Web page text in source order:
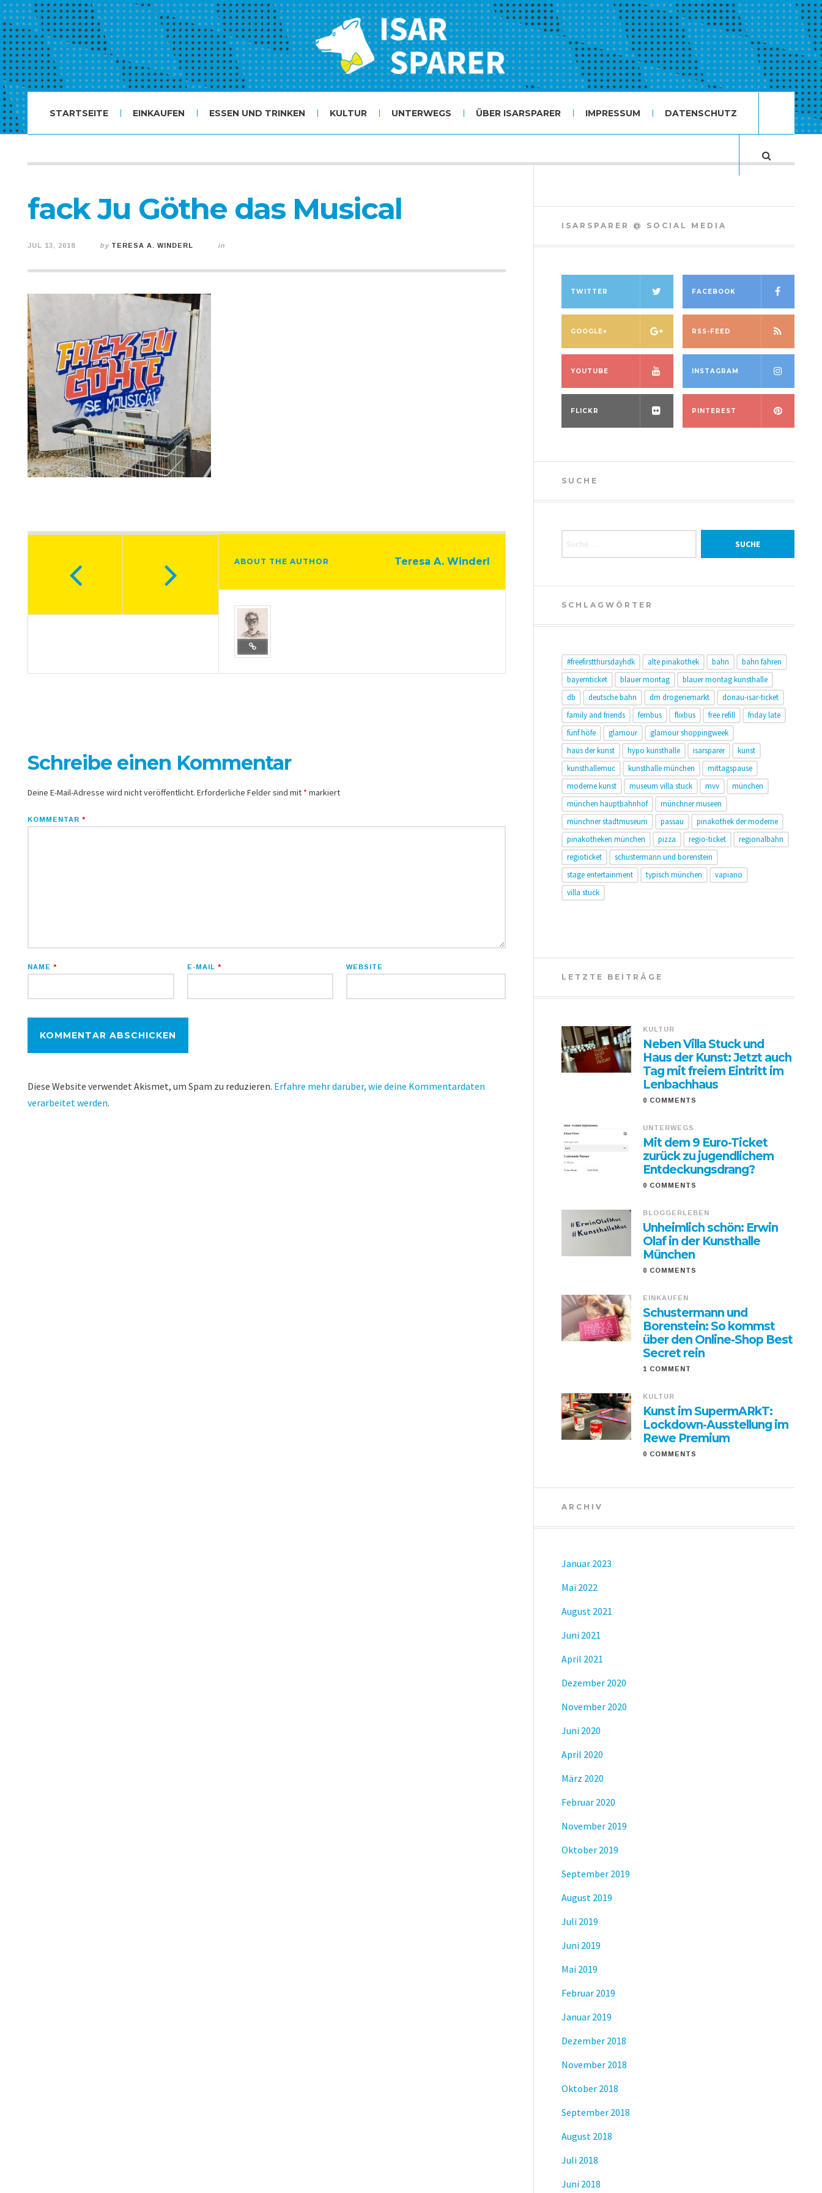
STARTSEITE EINKAUFEN ESSEN UND TRINKEN KULTUR UNTERWEGS ÜBER ISARSPARER IMPRESSUM DATENSCHUTZ
fack Ju Göthe das Musical
JUL 13, 2018 by TERESA A. WINDERL in
ABOUT THE AUTHOR Teresa A. Winderl
Schreibe einen Kommentar
Deine E-Mail-Adresse wird nicht veröffentlicht. Erforderliche Felder sind mit * markiert
KOMMENTAR *
NAME * E-MAIL * WEBSITE
Diese Website verwendet Akismet, um Spam zu reduzieren. Erfahre mehr darüber, wie deine Kommentardaten
verarbeitet werden.
ISARSPARER @ SOCIAL MEDIA
TWITTER FACEBOOK
GOOGLE+ RSS-FEED
YOUTUBE INSTAGRAM
FLICKR PINTEREST
SUCHE
SCHLAGWÖRTER
#freefirstthursdayhdk alte pinakothek bahn
bahn fahren
bayernticket
blauer montag
blauer montag kunsthalle
db
deutsche bahn dm drogeriemarkt
donau-isar-ticket
family and friends
fernbus flixbus free refill
friday late
fünf höfe
glamour
glamour shoppingweek
haus der kunst
hypo kunsthalle isarsparer
kunst
kunsthallemuc
kunsthalle münchen
mittagspause
moderne kunst
museum villa stuck mvv
münchen
münchen hauptbahnhof
münchner museen
münchner stadtmuseum
passau
pinakothek der moderne
pinakotheken münchen
pizza regio-ticket
regionalbahn
regioticket
schustermann und borenstein
stage entertainment
typisch münchen
vapiano
villa stuck
LETZTE BEITRÄGE
KULTUR
Neben Villa Stuck und
Haus der Kunst: Jetzt auch
Tag mit freiem Eintritt im
Lenbachhaus
0 COMMENTS
UNTERWEGS
Mit dem 9 Euro-Ticket
zurück zu jugendlichem
Entdeckungsdrang?
0 COMMENTS
BLOGGERLEBEN
Unheimlich schön: Erwin
Olaf in der Kunsthalle
München
0 COMMENTS
EINKAUFEN
Schustermann und
Borenstein: So kommst
über den Online-Shop Best
Secret rein
1 COMMENT
KULTUR
Kunst im SupermARkT:
Lockdown-Ausstellung im
Rewe Premium
0 COMMENTS
ARCHIV
Januar 2023
Mai 2022
August 2021
Juni 2021
April 2021
Dezember 2020
November 2020
Juni 2020
April 2020
März 2020
Februar 2020
November 2019
Oktober 2019
September 2019
August 2019
Juli 2019
Juni 2019
Mai 2019
Februar 2019
Januar 2019
Dezember 2018
November 2018
Oktober 2018
September 2018
August 2018
Juli 2018
Juni 2018